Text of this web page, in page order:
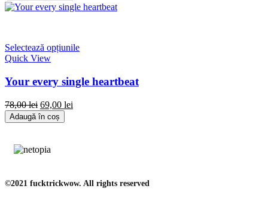
Selectează opțiunile
Quick View
Your every single heartbeat
78,00lei 69,00 lei
Adaugă în coș
©2021 fucktrickwow. All rights reserved